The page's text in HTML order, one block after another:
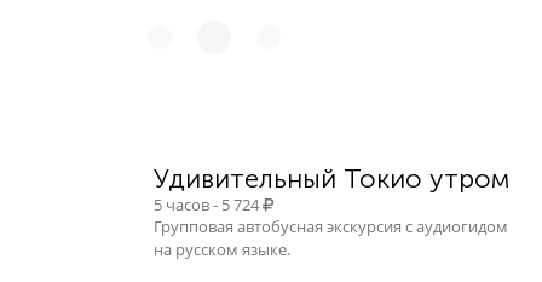
Удивительный Токио утром
5 часов - 5 724
Групповая автобусная экскурсия с аудиогидом
на русском языке.